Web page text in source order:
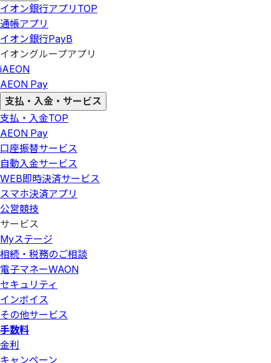
イオン銀行アプリ TOP
通帳アプリ
イオン銀行PayB
イオングループアプリ
iAEON
AEON Pay
支払・入金・サービス
支払・入金TOP
AEON Pay
口座振替サービス
自動入金サービス
WEB即時決済サービス
スマホ決済アプリ
公営競技
サービス
Myステージ
相続・税務のご相談
電子マネーWAON
セキュリティ
インボイス
その他サービス
手数料
金利
キャンペーン